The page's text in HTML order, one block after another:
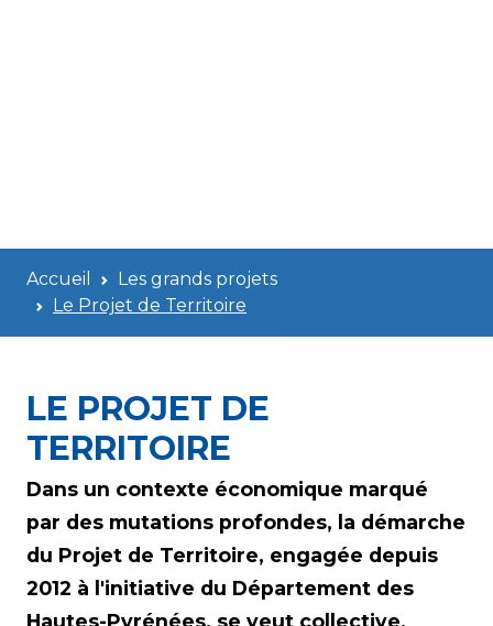
Accueil
Les grands projets
Le Projet de Territoire
LE PROJET DE
TERRITOIRE
Dans un contexte économique marqué
par des mutations profondes, la démarche
du Projet de Territoire, engagée depuis
2012 à l'initiative du Département des
Hautes-Pyrénées, se veut collective,